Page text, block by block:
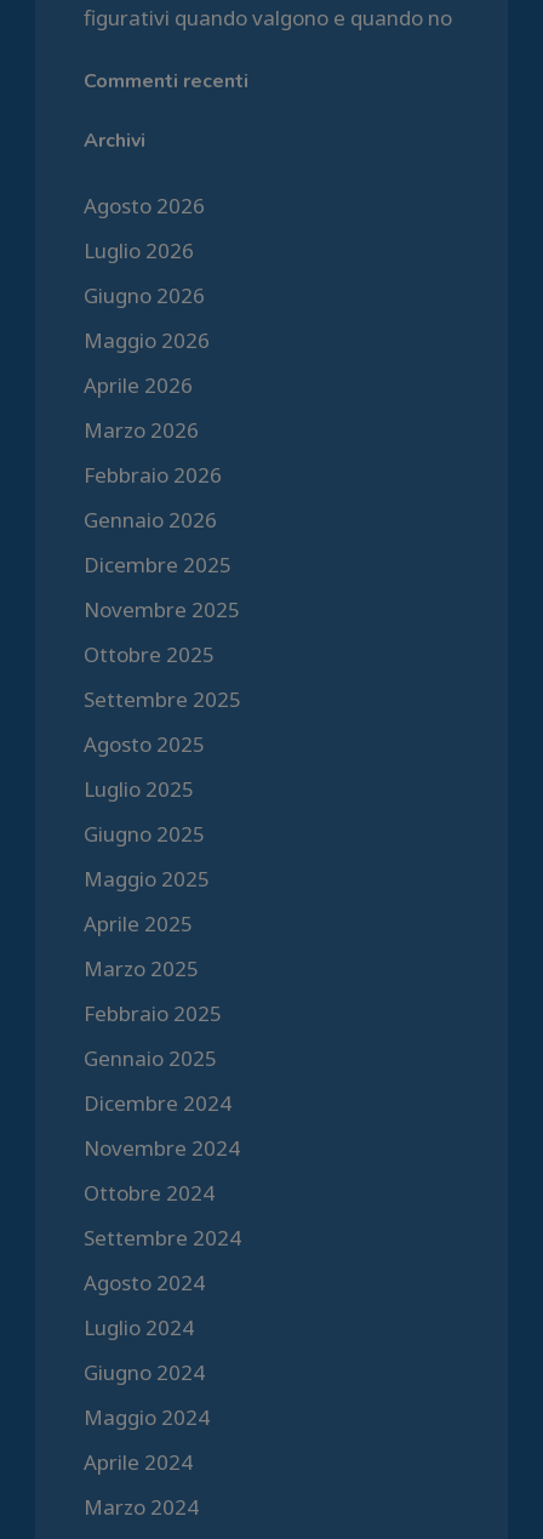
figurativi quando valgono e quando no
Commenti recenti
Archivi
Agosto 2026
Luglio 2026
Giugno 2026
Maggio 2026
Aprile 2026
Marzo 2026
Febbraio 2026
Gennaio 2026
Dicembre 2025
Novembre 2025
Ottobre 2025
Settembre 2025
Agosto 2025
Luglio 2025
Giugno 2025
Maggio 2025
Aprile 2025
Marzo 2025
Febbraio 2025
Gennaio 2025
Dicembre 2024
Novembre 2024
Ottobre 2024
Settembre 2024
Agosto 2024
Luglio 2024
Giugno 2024
Maggio 2024
Aprile 2024
Marzo 2024